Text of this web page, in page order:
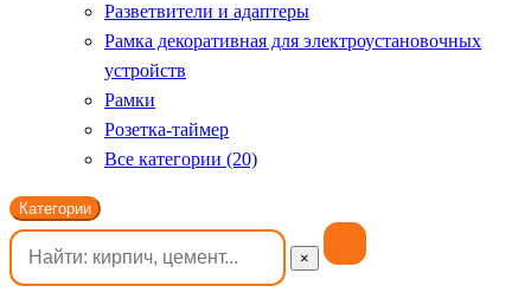
Разветвители и адаптеры
Рамка декоративная для электроустановочных
устройств
Рамки
Розетка-таймер
Все категории (20)
Категории
×